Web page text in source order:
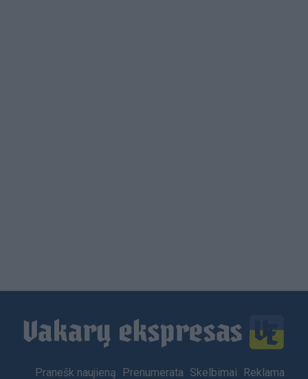
Footer
Pranešk naujieną Prenumerata Skelbimai Reklama